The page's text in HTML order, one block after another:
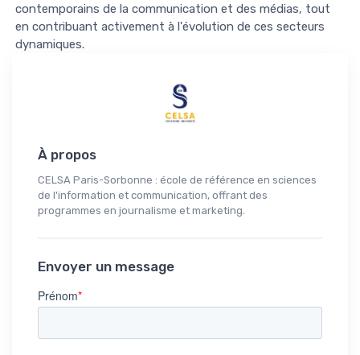
contemporains de la communication et des médias, tout
en contribuant activement à l'évolution de ces secteurs
dynamiques.
À propos
CELSA Paris-Sorbonne : école de référence en sciences
de l'information et communication, offrant des
programmes en journalisme et marketing.
Envoyer un message